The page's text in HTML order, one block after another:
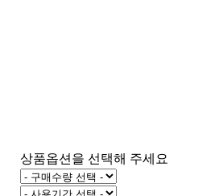
상품옵션을 선택해 주세요